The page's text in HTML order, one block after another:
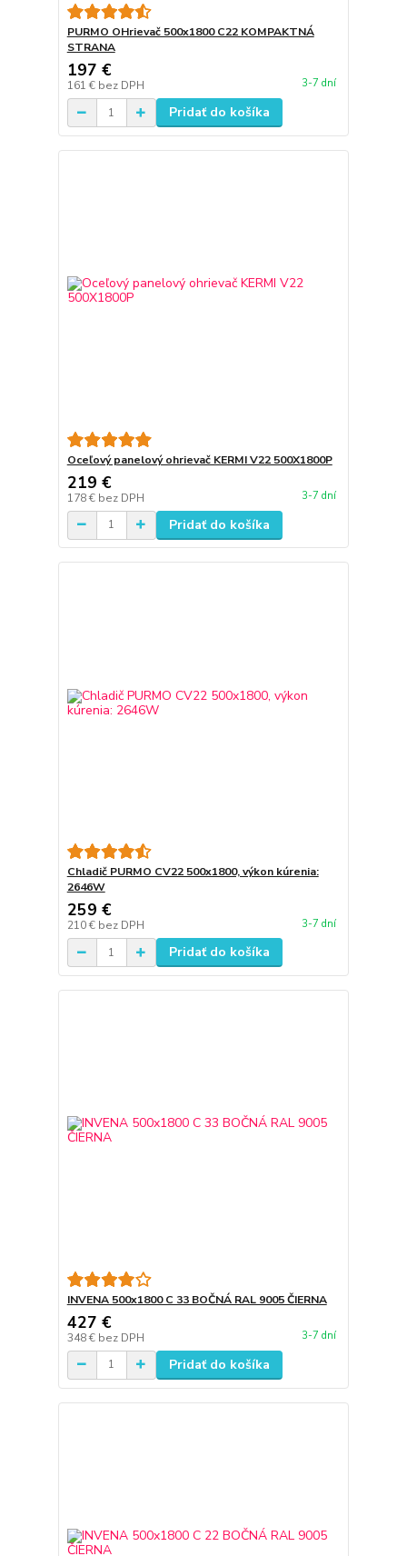
PURMO OHrievač 500x1800 C22 KOMPAKTNÁ
STRANA
197 €
161 € bez DPH 3-7 dní
Pridať do košíka
Oceľový panelový ohrievač KERMI V22 500X1800P
219 €
178 € bez DPH 3-7 dní
Pridať do košíka
Chladič PURMO CV22 500x1800, výkon kúrenia:
2646W
259 €
210 € bez DPH 3-7 dní
Pridať do košíka
INVENA 500x1800 C 33 BOČNÁ RAL 9005 ČIERNA
427 €
348 € bez DPH 3-7 dní
Pridať do košíka